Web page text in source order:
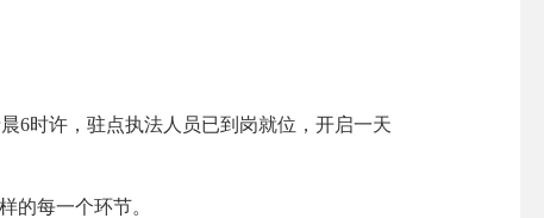
时许，驻点执法人员已到岗就位，开启一天
每一个环节。